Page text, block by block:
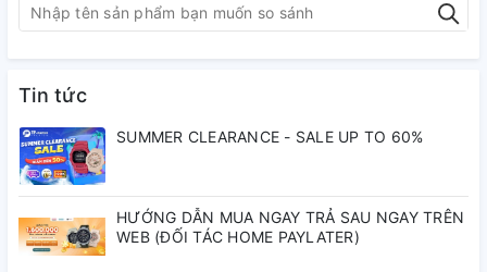
Dây đeo
Dây đeo bằng thép không gỉ
Dây đeo kim loại
Nắp gập 3 lần chỉ với một lần bấm
Khả năng chống nước ở độ sâu 100 mét
Chạy bằng năng lượng mặt trời
Vỏ ngoài
Tin tức
SUMMER CLEARANCE - SALE UP TO 60%
HƯỚNG DẪN MUA NGAY TRẢ SAU NGAY TRÊN
WEB (ĐỐI TÁC HOME PAYLATER)